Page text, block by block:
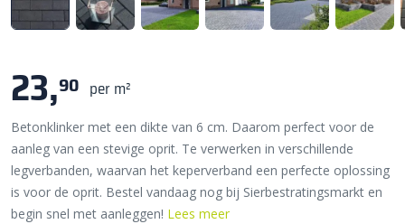
23,90 per m²
Betonklinker met een dikte van 6 cm. Daarom perfect voor de
aanleg van een stevige oprit. Te verwerken in verschillende
legverbanden, waarvan het keperverband een perfecte oplossing
is voor de oprit. Bestel vandaag nog bij Sierbestratingsmarkt en
begin snel met aanleggen! Lees meer